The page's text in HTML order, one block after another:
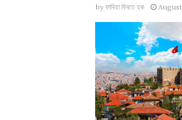
by ফাবিহা বিনতে হক